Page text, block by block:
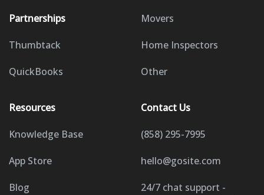
Partnerships
Thumbtack
QuickBooks
Movers
Home Inspectors
Other
Resources
Knowledge Base
App Store
Blog
Contact Us
(858) 295-7995
hello@gosite.com
24/7 chat support -